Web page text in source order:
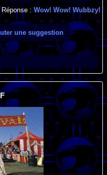
Réponse : Wow! Wow! Wubbzy!
une suggestion